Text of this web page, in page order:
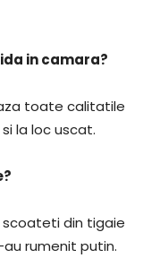
in camara?
toate calitatile
la loc uscat.
din tigaie
rumenit putin.